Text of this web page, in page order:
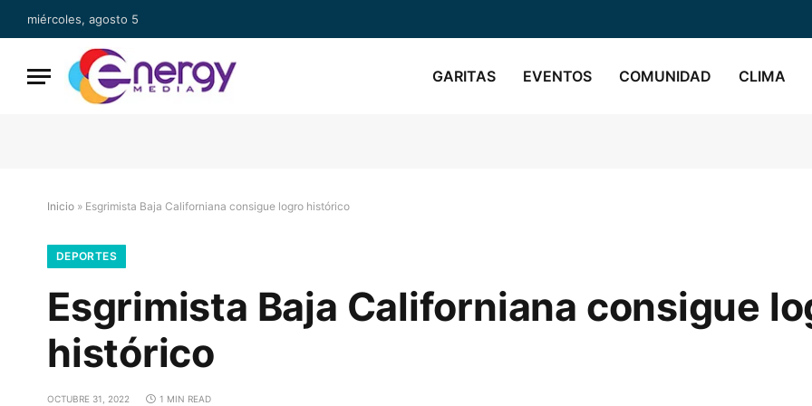
miércoles, agosto 5
GARITAS EVENTOS COMUNIDAD CLIMA
Inicio » Esgrimista Baja Californiana consigue logro histórico
DEPORTES
Esgrimista Baja Californiana consigue
histórico
OCTUBRE 31, 2022 1 MIN READ